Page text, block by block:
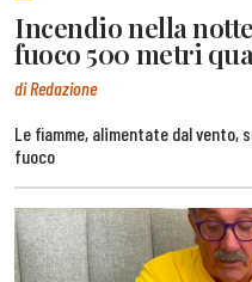
Incendio nella
fuoco 500 metri
di Redazione
Le fiamme, alimentate dal vento,
fuoco